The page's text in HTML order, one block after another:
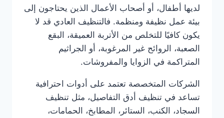
لديها أطفال، أو أصحاب الأعمال الذين يحتاجون إلى
بيئة عمل نظيفة ومنظمة. فالتنظيف العادي قد لا
يكون كافيًا للتخلص من الأتربة العميقة، البقع
الصعبة، الروائح غير المرغوبة، أو الجراثيم
المتراكمة في الزوايا والمفروشات.
الشركات المتخصصة تعتمد على أدوات احترافية
تساعد في تنظيف أدق التفاصيل، مثل تنظيف
السجاد، الكنب، الستائر، المطابخ، الحمامات،